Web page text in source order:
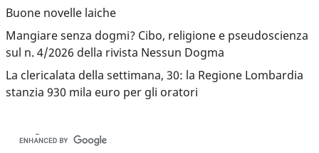
Buone novelle laiche
Mangiare senza dogmi? Cibo, religione e pseudoscienza
sul n. 4/2026 della rivista Nessun Dogma
La clericalata della settimana, 30: la Regione Lombardia
stanzia 930 mila euro per gli oratori